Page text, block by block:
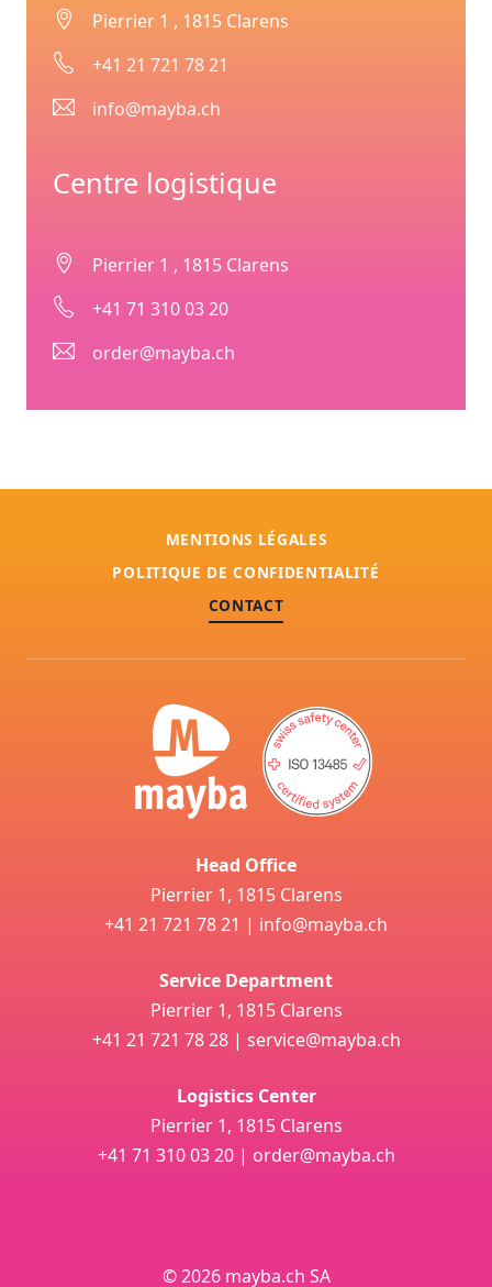
Pierrier 1 , 1815 Clarens
+41 21 721 78 21
info@mayba.ch
Centre logistique
Pierrier 1 , 1815 Clarens
+41 71 310 03 20
order@mayba.ch
MENTIONS LÉGALES
POLITIQUE DE CONFIDENTIALITÉ
CONTACT
Head Office
Pierrier 1, 1815 Clarens
+41 21 721 78 21 | info@mayba.ch
Service Department
Pierrier 1, 1815 Clarens
+41 21 721 78 28| service@mayba.ch
Logistics Center
Pierrier 1, 1815 Clarens
+41 71 310 03 20| order@mayba.ch
© 2026 mayba.ch SA